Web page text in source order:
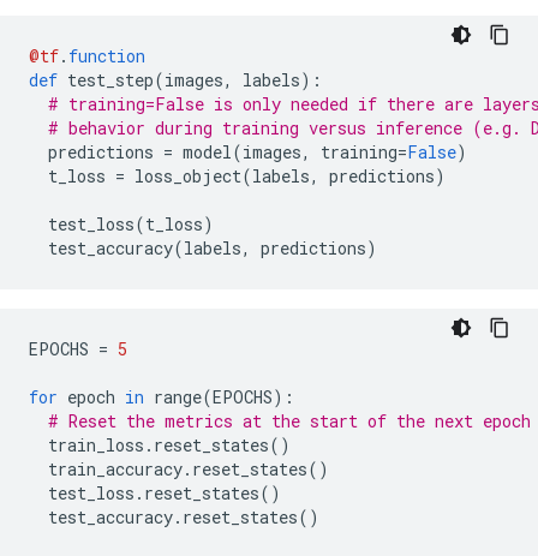
@tf. function
def test_step(images, labels):
# training=False is only needed if there are
# behavior during training versus inference (e.g.
predictions = model(images, training=False)
t_loss = loss_object(labels, predictions)
test_loss(t_loss)
test_accuracy(labels, predictions)
EPOCHS = 5
for epoch in range(EPOCHS):
# Reset the metrics at the start of the next epoch
train_loss . reset_states()
train_accuracy. reset_states()
test_loss . reset_states()
test_accuracy. reset_states()